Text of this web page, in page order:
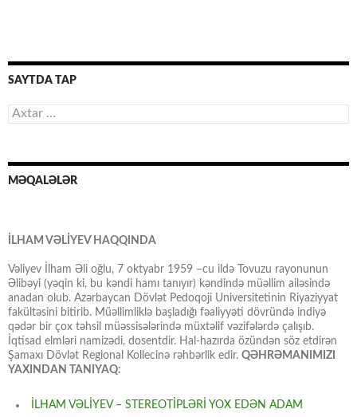
SAYTDA TAP
Axtarış:
MƏQALƏLƏR
İLHAM VƏLİYEV HAQQINDA
Vəliyev İlham Əli oğlu, 7 oktyabr 1959 –cu ildə Tovuzu rayonunun
Əlibəyi (yəqin ki, bu kəndi hamı tanıyır) kəndində müəllim ailəsində
anadan olub. Azərbaycan Dövlət Pedoqoji Universitetinin Riyaziyyat
fakültəsini bitirib. Müəllimliklə başladığı fəaliyyəti dövründə indiyə
qədər bir çox təhsil müəssisələrində müxtəlif vəzifələrdə çalışıb.
İqtisad elmləri namizədi, dosentdir. Hal-hazırda özündən söz etdirən
Şamaxı Dövlət Regional Kollecinə rəhbərlik edir. QƏHRƏMANIMIZI
YAXINDAN TANIYAQ:
İLHAM VƏLİYEV – STEREOTİPLƏRİ YOX EDƏN ADAM